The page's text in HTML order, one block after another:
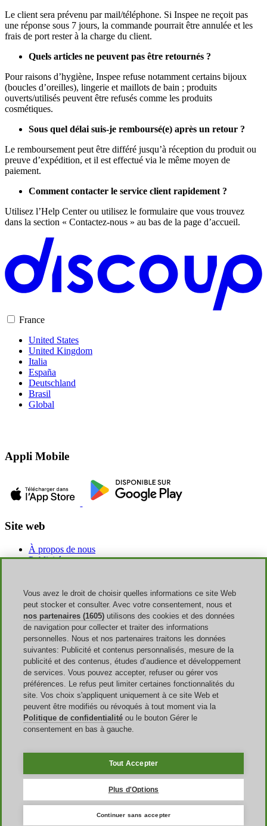
Le client sera prévenu par mail/téléphone. Si Inspee ne reçoit pas
une réponse sous 7 jours, la commande pourrait être annulée et les
frais de port rester à la charge du client.
Quels articles ne peuvent pas être retournés ?
Pour raisons d’hygiène, Inspee refuse notamment certains bijoux
(boucles d’oreilles), lingerie et maillots de bain ; produits
ouverts/utilisés peuvent être refusés comme les produits
cosmétiques.
Sous quel délai suis-je remboursé(e) après un retour ?
Le remboursement peut être différé jusqu’à réception du produit ou
preuve d’expédition, et il est effectué via le même moyen de
paiement.
Comment contacter le service client rapidement ?
Utilisez l’Help Center ou utilisez le formulaire que vous trouvez
dans la section « Contactez-nous » au bas de la page d’accueil.
France
United States
United Kingdom
Italia
España
Deutschland
Brasil
Global
Appli Mobile
Site web
À propos de nous
Publicité
FAQ
CGU
Mentions légales
Transparence
Équipe Discoup
Nouvelles
Tous les magasins
Toutes les catégories
Guide des réductions
Événements
Rentrée Scolaire
French Days
Halloween
Discoup ® opéré par TIKATO ©2013-2026. Tous les droits sont
réservés. VAT 03836750244 |Politique de confidentialité
Discoup® est un portail de codes promotionnels pour la France.
Vous avez le droit de choisir quelles informations ce site Web
peut stocker et consulter. Avec votre consentement, nous et
nos partenaires (1605) utilisons des cookies et des données
de navigation pour collecter et traiter des informations
personnelles. Nous et nos partenaires traitons les données
suivantes: Publicité et contenus personnalisés, mesure de la
publicité et des contenus, études d’audience et développement
de services. Vous pouvez accepter, refuser ou gérer vos
préférences. Le refus peut limiter certaines fonctionnalités du
site. Vos choix s'appliquent uniquement à ce site Web et
peuvent être modifiés ou révoqués à tout moment via la
Politique de confidentialité ou le bouton Gérer le
consentement en bas à gauche.
Tout Accepter
Plus d'Options
Continuer sans accepter